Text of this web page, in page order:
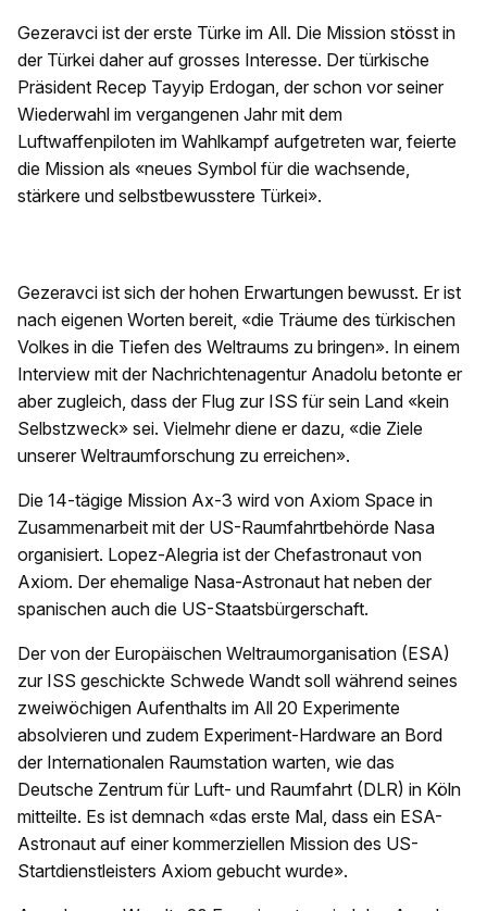
Gezeravci ist der erste Türke im All. Die Mission stösst in
der Türkei daher auf grosses Interesse. Der türkische
Präsident Recep Tayyip Erdogan, der schon vor seiner
Wiederwahl im vergangenen Jahr mit dem
Luftwaffenpiloten im Wahlkampf aufgetreten war, feierte
die Mission als «neues Symbol für die wachsende,
stärkere und selbstbewusstere Türkei».
Gezeravci ist sich der hohen Erwartungen bewusst. Er ist
nach eigenen Worten bereit, «die Träume des türkischen
Volkes in die Tiefen des Weltraums zu bringen». In einem
Interview mit der Nachrichtenagentur Anadolu betonte er
aber zugleich, dass der Flug zur ISS für sein Land «kein
Selbstzweck» sei. Vielmehr diene er dazu, «die Ziele
unserer Weltraumforschung zu erreichen».
Die 14-tägige Mission Ax-3 wird von Axiom Space in
Zusammenarbeit mit der US-Raumfahrtbehörde Nasa
organisiert. Lopez-Alegria ist der Chefastronaut von
Axiom. Der ehemalige Nasa-Astronaut hat neben der
spanischen auch die US-Staatsbürgerschaft.
Der von der Europäischen Weltraumorganisation (ESA)
zur ISS geschickte Schwede Wandt soll während seines
zweiwöchigen Aufenthalts im All 20 Experimente
absolvieren und zudem Experiment-Hardware an Bord
der Internationalen Raumstation warten, wie das
Deutsche Zentrum für Luft- und Raumfahrt (DLR) in Köln
mitteilte. Es ist demnach «das erste Mal, dass ein ESA-
Astronaut auf einer kommerziellen Mission des US-
Startdienstleisters Axiom gebucht wurde».